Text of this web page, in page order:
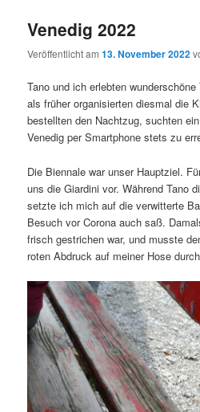
Venedig 2022
Veröffentlicht am13. November 2022
Tano und ich erlebten
als früher organisierten diesmal die
bestellten den Nachtzug, suchten
Venedig per Smartphone stets zu
Die Biennale war unser Hauptziel.
uns die Giardini vor. Während Tano
setzte ich mich auf die verwitterte
Besuch vor Corona auch saß.
frisch gestrichen war, und musste
roten Abdruck auf meiner Hose